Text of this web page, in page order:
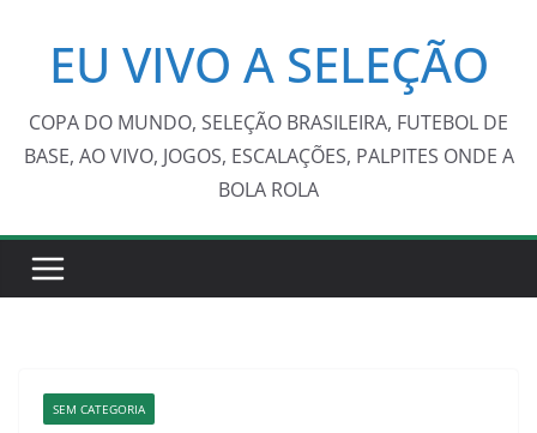
conteúdo
EU VIVO A SELEÇÃO
COPA DO MUNDO, SELEÇÃO BRASILEIRA, FUTEBOL DE
BASE, AO VIVO, JOGOS, ESCALAÇÕES, PALPITES ONDE A
BOLA ROLA
SEM CATEGORIA